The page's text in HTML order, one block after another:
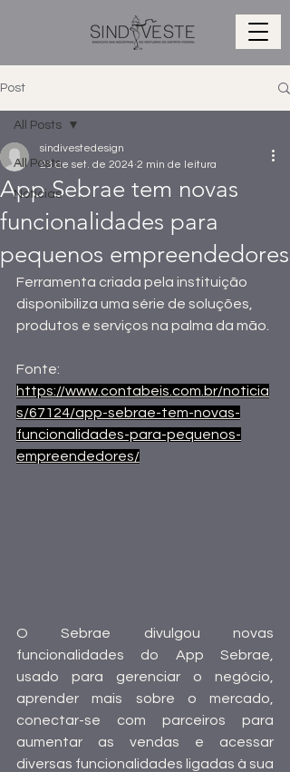
Post
All Posts
Notícias
All Posts
App Sebrae tem novas
funcionalidades para
pequenos empreendedores
sindivestedesign
23 de set. de 2024 2 min de leitura
Ferramenta criada pela instituição
disponibiliza uma série de soluções,
produtos e serviços na palma da mão.
Fonte:
https://www.contabeis.com.br/noticia
s/67124/app-sebrae-tem-novas-
funcionalidades-para-pequenos-
empreendedores/
O Sebrae divulgou novas
funcionalidades do App Sebrae,
usado para gerenciar o negócio,
aprender mais sobre o mercado,
conectar-se com parceiros para
aumentar as vendas e acessar
diversas funcionalidades ligadas à sua